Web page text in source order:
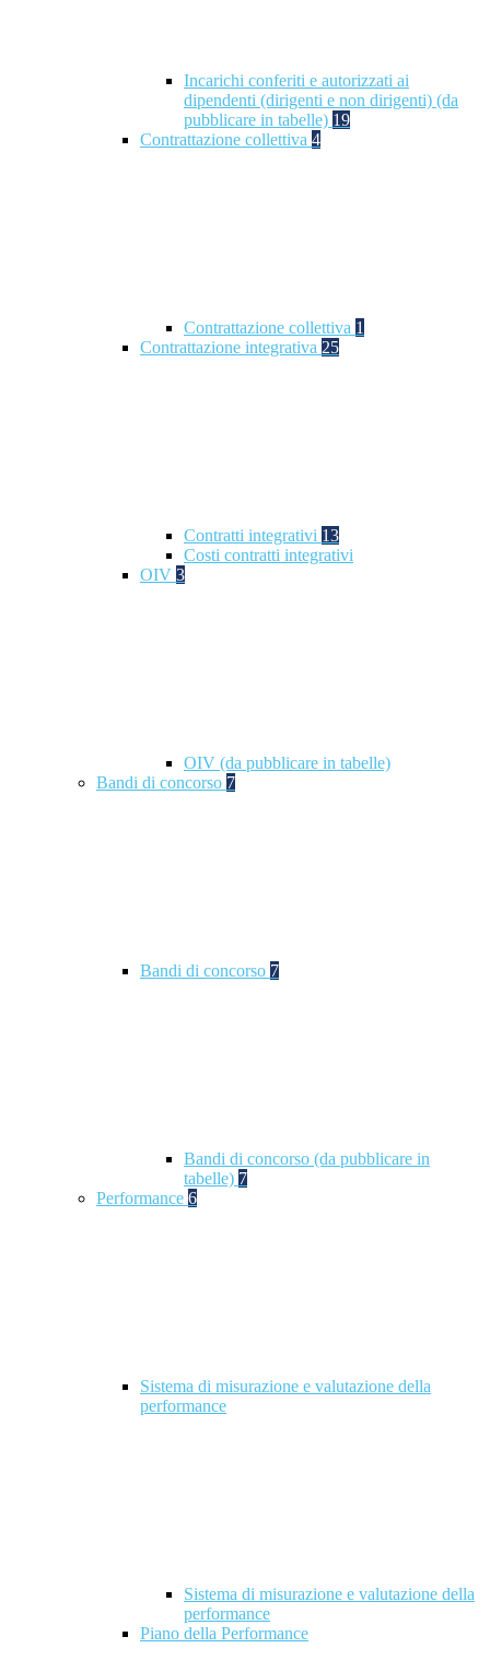
Incarichi conferiti e autorizzati ai
dipendenti (dirigenti e non dirigenti) (da
pubblicare in tabelle) 19
Contrattazione collettiva 4
Contrattazione collettiva 1
Contrattazione integrativa 25
Contratti integrativi 13
Costi contratti integrativi
OIV 3
OIV (da pubblicare in tabelle)
Bandi di concorso 7
Bandi di concorso 7
Bandi di concorso (da pubblicare in
tabelle) 7
Performance 6
Sistema di misurazione e valutazione della
performance
Sistema di misurazione e valutazione della
performance
Piano della Performance